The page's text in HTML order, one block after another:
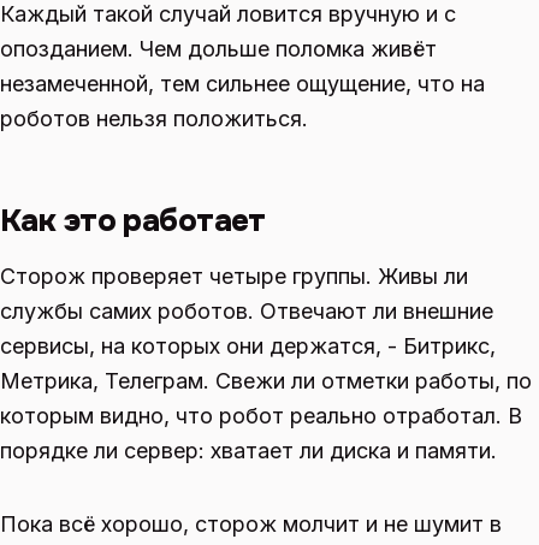
Каждый такой случай ловится вручную и с
опозданием. Чем дольше поломка живёт
незамеченной, тем сильнее ощущение, что на
роботов нельзя положиться.
Как это работает
Сторож проверяет четыре группы. Живы ли
службы самих роботов. Отвечают ли внешние
сервисы, на которых они держатся, - Битрикс,
Метрика, Телеграм. Свежи ли отметки работы, по
которым видно, что робот реально отработал. В
порядке ли сервер: хватает ли диска и памяти.
Пока всё хорошо, сторож молчит и не шумит в